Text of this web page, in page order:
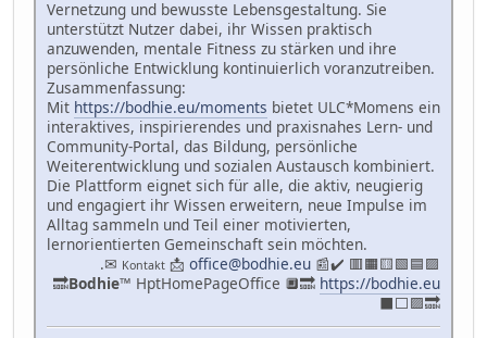
Vernetzung und bewusste Lebensgestaltung. Sie
unterstützt Nutzer dabei, ihr Wissen praktisch
anzuwenden, mentale Fitness zu stärken und ihre
persönliche Entwicklung kontinuierlich voranzutreiben.
Zusammenfassung:
Mit https://bodhie.eu/moments bietet ULC*Momens ein
interaktives, inspirierendes und praxisnahes Lern- und
Community-Portal, das Bildung, persönliche
Weiterentwicklung und sozialen Austausch kombiniert.
Die Plattform eignet sich für alle, die aktiv, neugierig
und engagiert ihr Wissen erweitern, neue Impulse im
Alltag sammeln und Teil einer motivierten,
lernorientierten Gemeinschaft sein möchten.
.✉ Kontakt 📩 office@bodhie.eu 📰✔️ 🟥🟧🟨🟩🟦🟪
🔜Bodhie™ HptHomePageOffice 🔲🔜 https://bodhie.eu
⬛️⬜️🟪🔜